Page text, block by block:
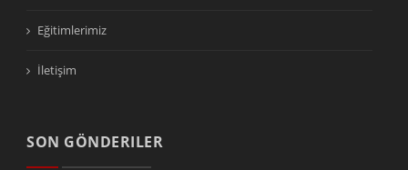
Eğitimlerimiz
İletişim
SON GÖNDERILER